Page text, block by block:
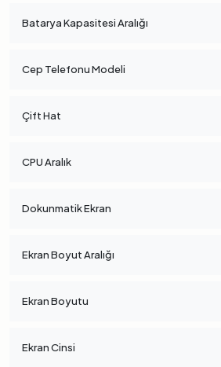
Batarya Kapasitesi Aralığı
Cep Telefonu Modeli
Çift Hat
CPU Aralık
Dokunmatik Ekran
Ekran Boyut Aralığı
Ekran Boyutu
Ekran Cinsi